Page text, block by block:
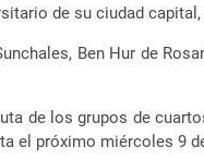
de su ciudad
Ben Hur de
de los grupos de
el próximo miércoles 9